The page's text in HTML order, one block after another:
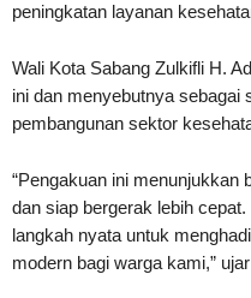
peningkatan layanan
Wali Kota Sabang Zulkifli H.
ini dan menyebutnya sebagai
pembangunan sektor
“Pengakuan ini menunjukkan
dan siap bergerak lebih
langkah nyata untuk
modern bagi warga kami,”